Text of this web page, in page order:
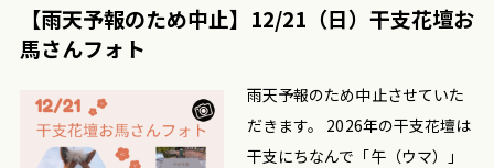
雨天予報のため中止させていた
だきます。 2026年の干支花壇は
干支にちなんで「午（ウマ）」
【雨天予報のため中止】12/21（日）干支花壇お
馬さんフォト